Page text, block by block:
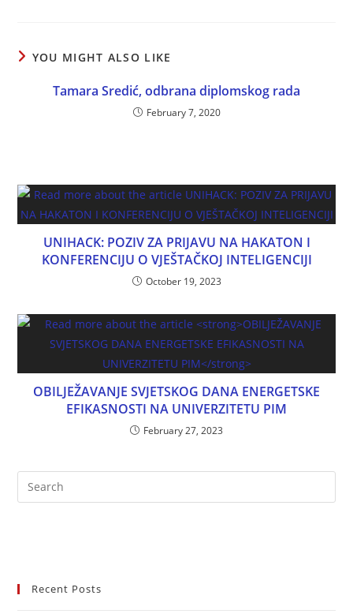
YOU MIGHT ALSO LIKE
Tamara Sredić, odbrana diplomskog rada
February 7, 2020
UNIHACK: POZIV ZA PRIJAVU NA HAKATON I
KONFERENCIJU O VJEŠTAČKOJ INTELIGENCIJI
October 19, 2023
OBILJEŽAVANJE SVJETSKOG DANA ENERGETSKE
EFIKASNOSTI NA UNIVERZITETU PIM
February 27, 2023
Recent Posts